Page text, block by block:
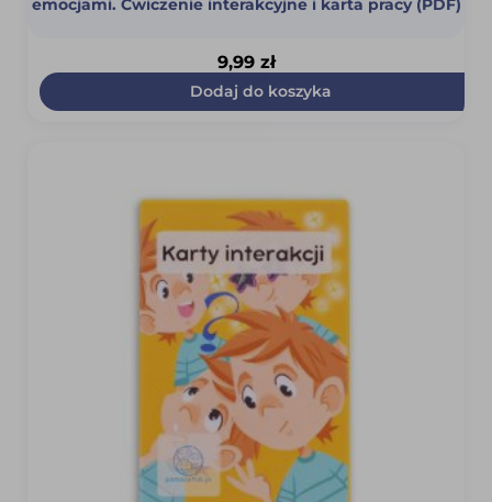
emocjami. Ćwiczenie interakcyjne i karta pracy (PDF)
9,99 zł
Dodaj do koszyka